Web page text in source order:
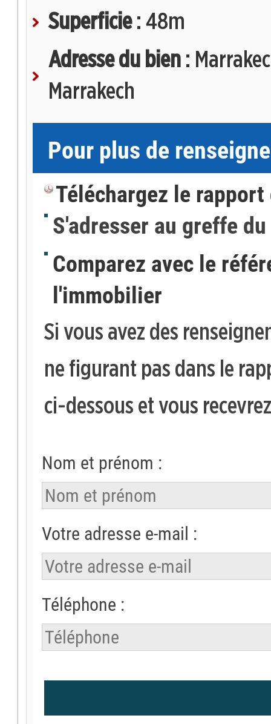
Superficie: 48m
Adresse du bien :
Marrakech
Pour plus de
Téléchargez le
S'adresser au greffe
Comparez avec le
l'immobilier
Si vous avez des
ne figurant pas dans le
ci-dessous et vous
Nom et prénom :
Votre adresse e-mail :
Téléphone :